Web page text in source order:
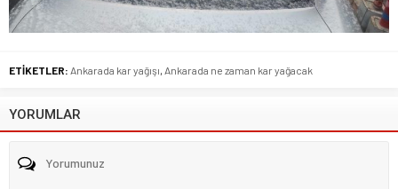
ETİKETLER: Ankarada kar yağışı Ankarada ne zaman kar yağacak
YORUMLAR